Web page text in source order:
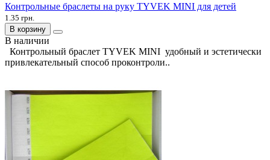
Контрольные браслеты на руку TYVEK MINI для детей
1.35 грн.
В корзину
В наличии
Контрольный браслет TYVEK MINI удобный и эстетически
привлекательный способ проконтроли..